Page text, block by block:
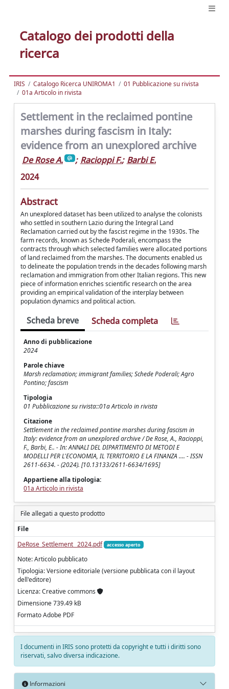
Catalogo dei prodotti della
ricerca
IRIS Catalogo Ricerca UNIROMA1
01 Pubblicazione su rivista
01a Articolo in rivista
Settlement in the reclaimed pontine
marshes during fascism in Italy:
evidence from an unexplored archive
De Rose A. ; Racioppi F.; Barbi E.
2024
Abstract
An unexplored dataset has been utilized to analyse the colonists
who settled in southern Lazio during the Integral Land
Reclamation carried out by the fascist regime in the 1930s. The
farm records, known as Schede Poderali, encompass the
contracts through which selected families were allocated portions
of land reclaimed from the marshes. The documents enabled us
to delineate the population trends in the decades following marsh
reclamation and immigration from other Italian regions. This new
piece of information enriches scientific research on the area
providing an empirical validation of the interplay between
population dynamics and political action.
Scheda breve Scheda completa
Anno di pubblicazione
2024
Parole chiave
Marsh reclamation; immigrant families; Schede Poderali; Agro
Pontino; fascism
Tipologia
01 Pubblicazione su rivista::01a Articolo in rivista
Citazione
Settlement in the reclaimed pontine marshes during fascism in
Italy: evidence from an unexplored archive / De Rose, A., Racioppi,
F., Barbi, E.. - In: ANNALI DEL DIPARTIMENTO DI METODI E
MODELLI PER L'ECONOMIA, IL TERRITORIO E LA FINANZA .... - ISSN
2611-6634. - (2024). [10.13133/2611-6634/1695]
Appartiene alla tipologia:
01a Articolo in rivista
File allegati a questo prodotto
File
DeRose_Settlement _2024.pdf
accesso aperto
Note: Articolo pubblicato
Tipologia: Versione editoriale (versione pubblicata con il layout
dell'editore)
Licenza: Creative commons
Dimensione 739.49 kB
Formato Adobe PDF
I documenti in IRIS sono protetti da copyright e tutti i diritti sono
riservati, salvo diversa indicazione.
Informazioni